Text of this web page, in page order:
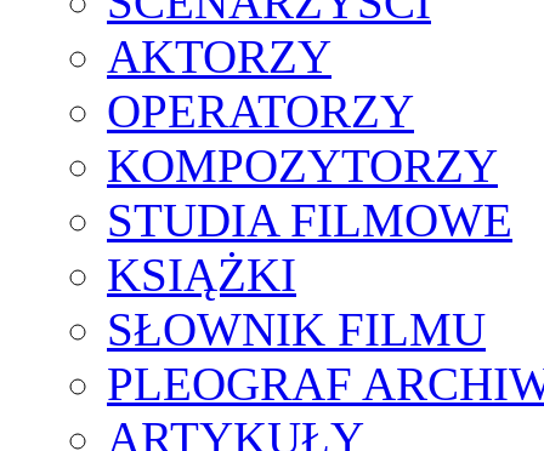
AKTORZY
OPERATORZY
KOMPOZYTORZY
STUDIA FILMOWE
KSIĄŻKI
SŁOWNIK FILMU
PLEOGRAF
ARTYKUŁY